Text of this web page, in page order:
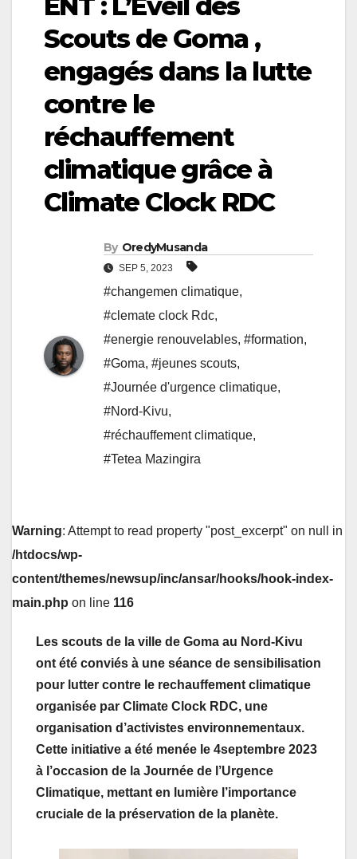
Scouts de Goma ,
engagés dans la lutte
contre le
réchauffement
climatique grâce à
Climate Clock RDC
By OredyMusanda
SEP 5, 2023
#changemen climatique,
#clemate clock Rdc,
#energie renouvelables, #formation,
#Goma, #jeunes scouts,
#Journée d'urgence climatique,
#Nord-Kivu,
#réchauffement climatique,
#Tetea Mazingira
Warning: Attempt to read property "post_excerpt" on null in
/htdocs/wp-
content/themes/newsup/inc/ansar/hooks/hook-index-
main.php on line 116
Les scouts de la ville de Goma au Nord-Kivu
ont été conviés à une séance de sensibilisation
pour lutter contre le rechauffement climatique
organisée par Climate Clock RDC, une
organisation d’activistes environnementaux.
Cette initiative a été menée le 4septembre 2023
à l’occasion de la Journée de l’Urgence
Climatique, mettant en lumière l’importance
cruciale de la préservation de la planète.